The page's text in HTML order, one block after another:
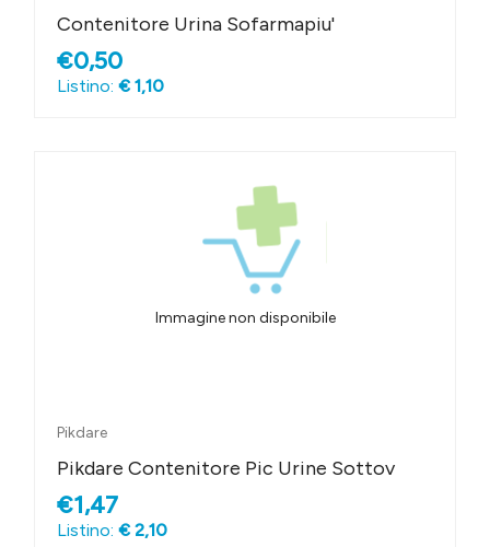
Contenitore Urina Sofarmapiu'
€0,50
Listino: € 1,10
Immagine non disponibile
Pikdare
Pikdare Contenitore Pic Urine Sottov
€1,47
Listino: € 2,10